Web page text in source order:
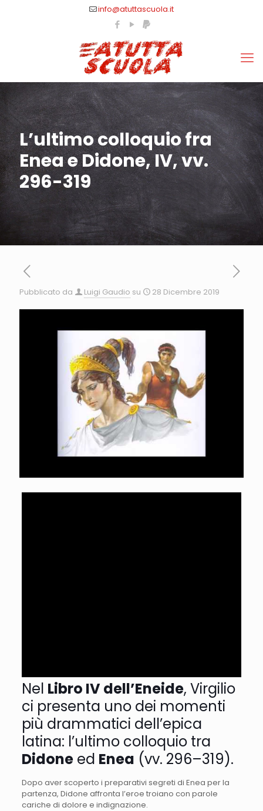
info@atuttascuola.it
L’ultimo colloquio fra
Enea e Didone, IV, vv.
296-319
Pubblicato da Luigi Gaudio su 28 Dicembre 2019
Nel Libro IVdell’Eneide, Virgilio
ci presenta uno dei momenti
più drammatici dell’epica
latina: l’ultimo colloquio tra
Didone ed Enea (vv. 296–319).
Dopo averscoperto i preparativi segreti di Enea perla
partenza, Didone affronta l’eroe troiano con parole
cariche di dolore e indignazione.